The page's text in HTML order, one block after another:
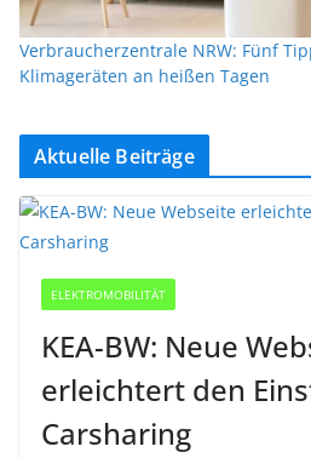
Verbraucherzentrale NRW: Fünf
Klimageräten an heißen Tagen
Aktuelle Beiträge
ELEKTROMOBILITÄT
KEA-BW: Neue
erleichtert den
Carsharing